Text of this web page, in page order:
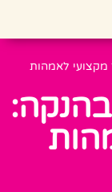
מקצועי לאמהות